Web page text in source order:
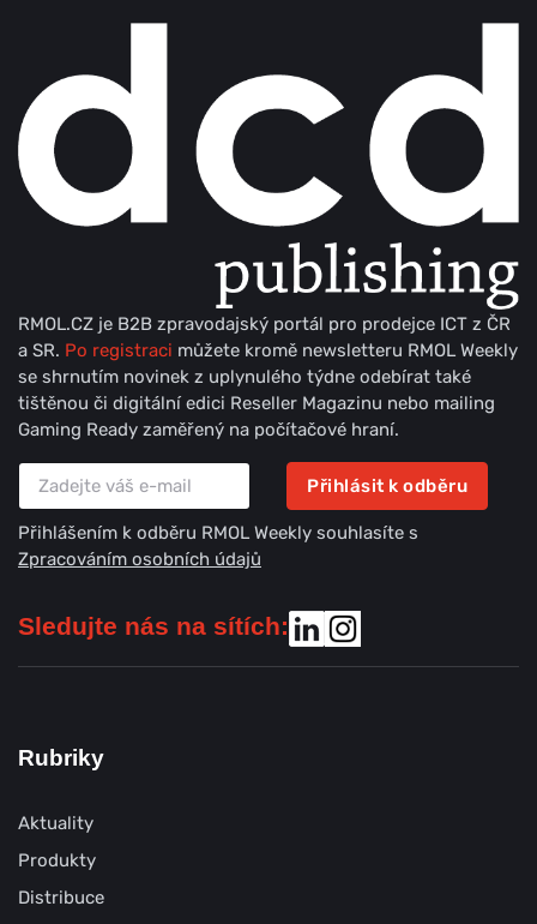
RMOL.CZ je B2B zpravodajský portál pro prodejce ICT z ČR
a SR. Po registraci můžete kromě newsletteru RMOL Weekly
se shrnutím novinek z uplynulého týdne odebírat také
tištěnou či digitální edici Reseller Magazinu nebo mailing
Gaming Ready zaměřený na počítačové hraní.
Přihlásit k odběru
Přihlášením k odběru RMOL Weekly souhlasíte s
Zpracováním osobních údajů
Sledujte nás na sítích:
Rubriky
Aktuality
Produkty
Distribuce